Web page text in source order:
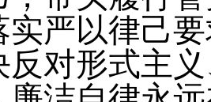
实严以律己
反对形式主